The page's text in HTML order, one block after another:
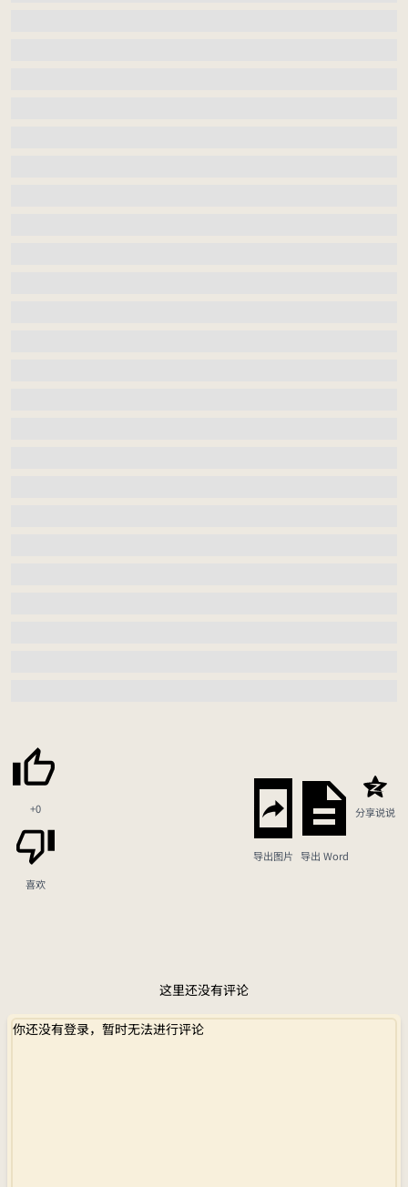
+0
喜欢
导出图片 导出 Word
分享说说
这里还没有评论
你还没有登录，暂时无法进行评论